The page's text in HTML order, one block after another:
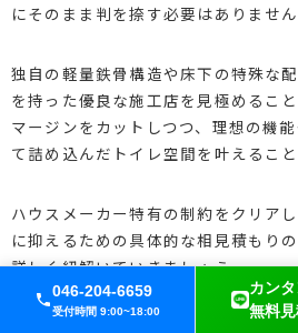
046-204-6659
受付時間 9:00~18:00
カン
無料
にそのまま判を捺す必要はありません
独自の軽量鉄骨構造や床下の特殊な
を持った優良な施工店を見極めるこ
マージンをカットしつつ、理想の機
て詰め込んだトイレ空間を叶えること
ハウスメーカー特有の制約をクリア
に抑えるための具体的な相見積もり
詳しく紐解いていきましょう。